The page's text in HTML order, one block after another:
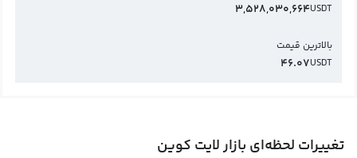
USDT
3,528,030,664
بالاترین قیمت
USDT
46.07
تغییرات لحظه‌ای بازار لایت کوین